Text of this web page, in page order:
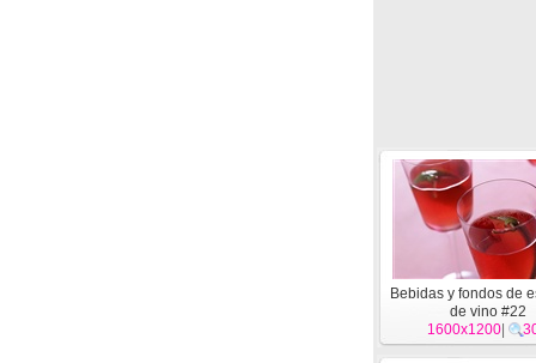
Bebidas y fondos de
de vino #22
1600x1200